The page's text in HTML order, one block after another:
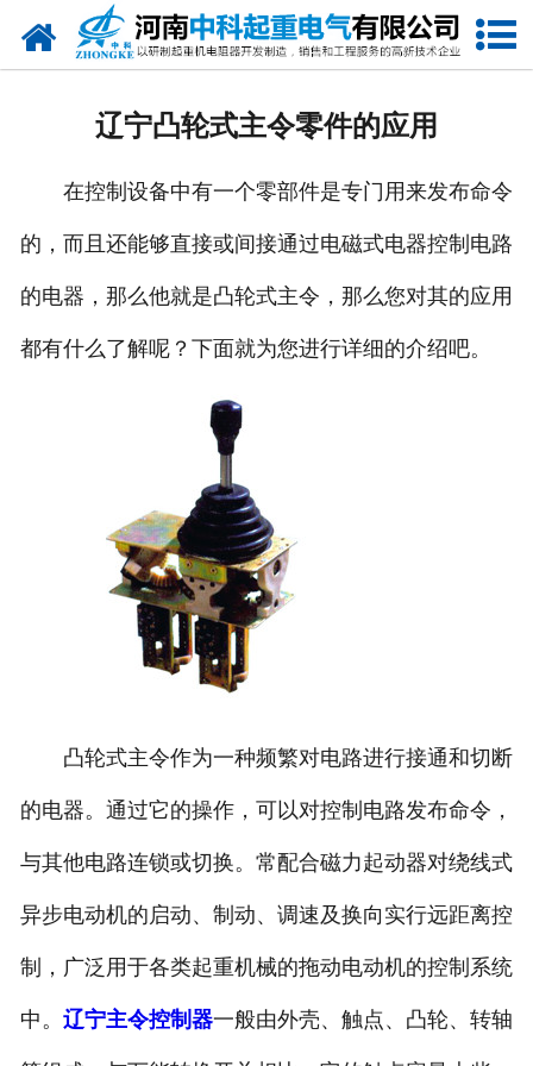
网站首页
公司风采
辽宁凸轮式主令零件的应用
在控制设备中有一个零部件是专门用来发布命令
的，而且还能够直接或间接通过电磁式电器控制电路
的电器，那么他就是凸轮式主令，那么您对其的应用
都有什么了解呢？下面就为您进行详细的介绍吧。
凸轮式主令作为一种频繁对电路进行接通和切断
的电器。通过它的操作，可以对控制电路发布命令，
与其他电路连锁或切换。常配合磁力起动器对绕线式
异步电动机的启动、制动、调速及换向实行远距离控
制，广泛用于各类起重机械的拖动电动机的控制系统
中。 辽宁主令控制器一般由外壳、触点、凸轮、转轴